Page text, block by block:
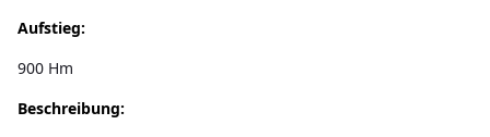
Aufstieg:
900 Hm
Beschreibung: